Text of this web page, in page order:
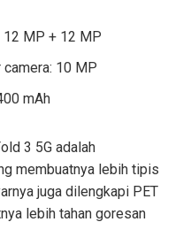
12 MP + 12 MP
camera: 10 MP
mAh
3 5G adalah
membuatnya lebih tipis
juga dilengkapi PET
lebih tahan goresan